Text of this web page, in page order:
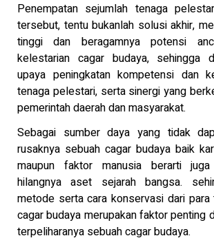
Penempatan sejumlah tenaga
tersebut, tentu bukanlah solusi akhir,
tinggi dan beragamnya potensi
kelestarian cagar budaya, sehingga
upaya peningkatan kompetensi dan
tenaga pelestari, serta sinergi yang
pemerintah daerah dan masyarakat.
Sebagai sumber daya yang tidak
rusaknya sebuah cagar budaya baik
maupun faktor manusia berarti
hilangnya aset sejarah bangsa.
metode serta cara konservasi dari
cagar budaya merupakan faktor penting
terpeliharanya sebuah cagar budaya.